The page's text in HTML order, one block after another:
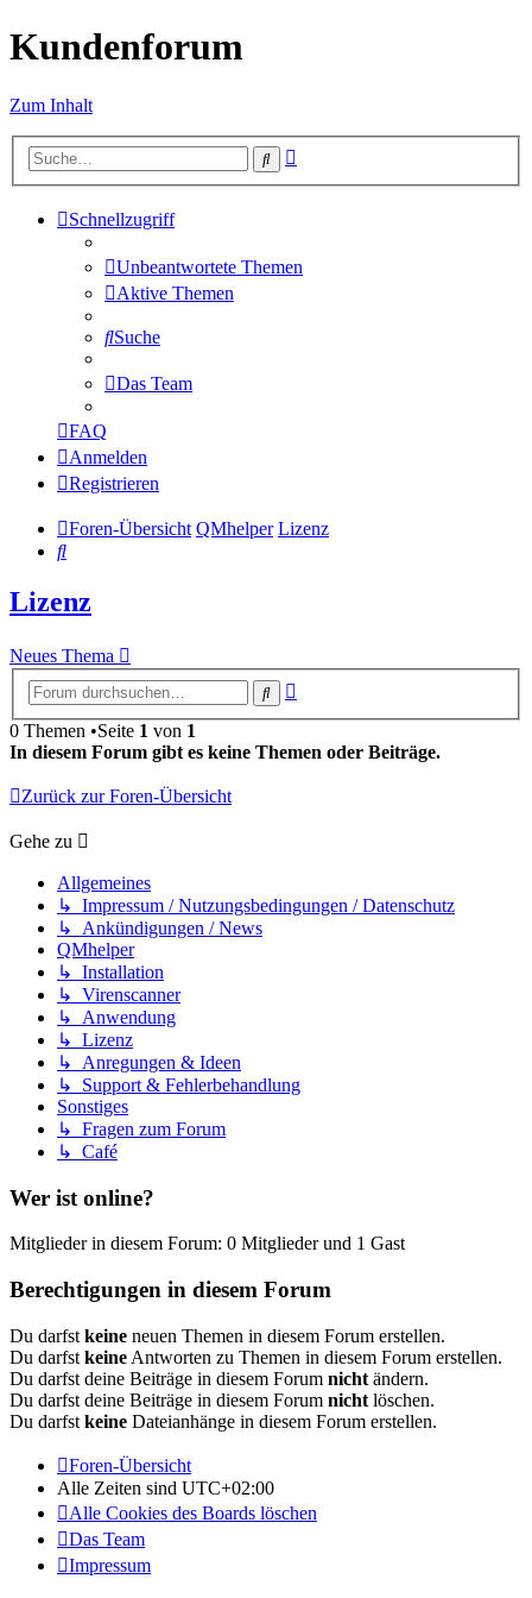
Kundenforum
Zum Inhalt
Suche
Schnellzugriff
Unbeantwortete Themen
Aktive Themen
Suche
Das Team
FAQ
Anmelden
Registrieren
Foren-Übersicht QMhelper Lizenz
Suche
Lizenz
Neues Thema
Suche
0 Themen •Seite 1 von 1
In diesem Forum gibt es keine Themen oder Beiträge.
Zurück zur Foren-Übersicht
Gehe zu
Allgemeines
↳ Impressum / Nutzungsbedingungen / Datenschutz
↳ Ankündigungen / News
QMhelper
↳ Installation
↳ Virenscanner
↳ Anwendung
↳ Lizenz
↳ Anregungen & Ideen
↳ Support & Fehlerbehandlung
Sonstiges
↳ Fragen zum Forum
↳ Café
Wer ist online?
Mitglieder in diesem Forum: 0 Mitglieder und 1 Gast
Berechtigungen in diesem Forum
Du darfst keine neuen Themen in diesem Forum erstellen.
Du darfst keine Antworten zu Themen in diesem Forum erstellen.
Du darfst deine Beiträge in diesem Forum nicht ändern.
Du darfst deine Beiträge in diesem Forum nicht löschen.
Du darfst keine Dateianhänge in diesem Forum erstellen.
Foren-Übersicht
Alle Zeiten sind UTC+02:00
Alle Cookies des Boards löschen
Das Team
Impressum